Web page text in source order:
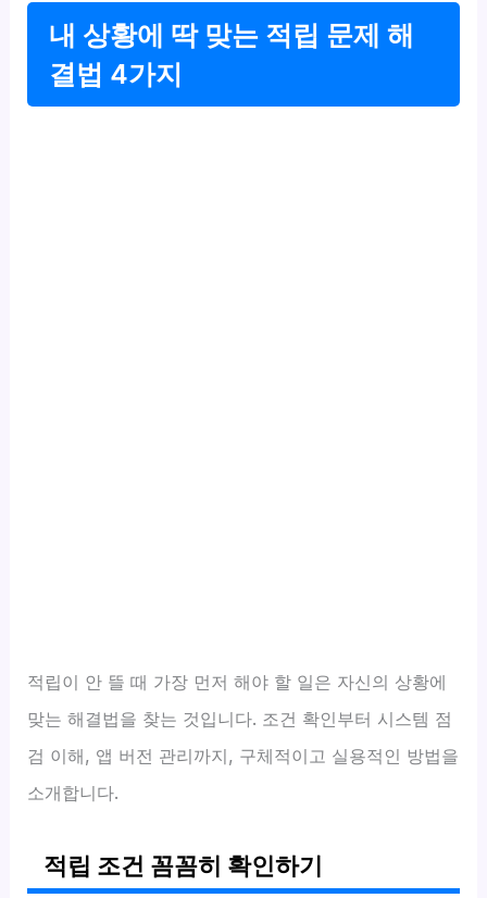
내 상황에 딱 맞는 적립 문제 해
결법 4가지
적립이 안 뜰 때 가장 먼저 해야 할 일은 자신의 상황에
맞는 해결법을 찾는 것입니다. 조건 확인부터 시스템 점
검 이해, 앱 버전 관리까지, 구체적이고 실용적인 방법을
소개합니다.
적립 조건 꼼꼼히 확인하기